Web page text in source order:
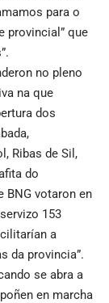
para o
provincial” que
no pleno
na que
dos
Ribas de Sil,
do
BNG votaron en
153
a
da provincia”.
se abra a
en marcha